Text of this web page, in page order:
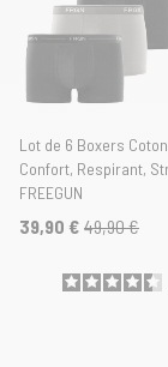
Lot de 6 Boxers
Confort, Respirant,
FREEGUN
39,90 € 49,90 €